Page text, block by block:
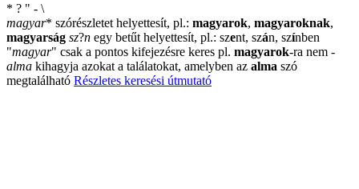
* ? " - \
magyar* szórészletet helyettesít, pl.: magyarok, magyaroknak,
magyarság sz?n egy betűt helyettesít, pl.: szent, szán, színben
"magyar" csak a pontos kifejezésre keres pl. magyarok-ra nem -
alma kihagyja azokat a találatokat, amelyben az alma szó
megtalálható Részletes keresési útmutató